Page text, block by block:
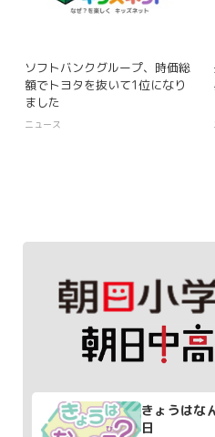
ソフトバンクグループ、時価総
額でトヨタを抜いて1位になり
ました
ニュース
きょうは
日